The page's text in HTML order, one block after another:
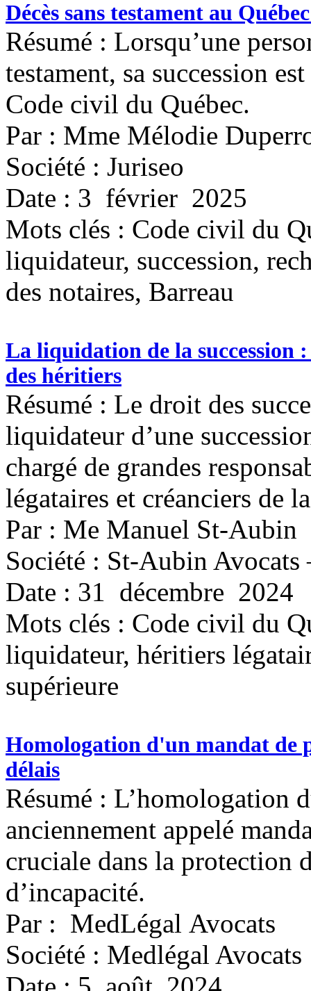
Décès sans testament au
Résumé : Lorsqu’une
testament, sa succession
Code civil du Québec.
Par : Mme Mélodie
Société : Juriseo
Date : 3 février 2025
Mots clés : Code civil du
liquidateur, succession,
des notaires, Barreau
La liquidation de la succession
des héritiers
Résumé : Le droit des
liquidateur d’une
chargé de grandes
légataires et créanciers de
Par : Me Manuel St-Aubin
Société : St-Aubin
Date : 31 décembre 2024
Mots clés : Code civil du
liquidateur, héritiers
supérieure
Homologation d'un mandat de
délais
Résumé : L’homologation
anciennement appelé
cruciale dans la protection
d’incapacité.
Par : MedLégal Avocats
Société : Medlégal Avocats